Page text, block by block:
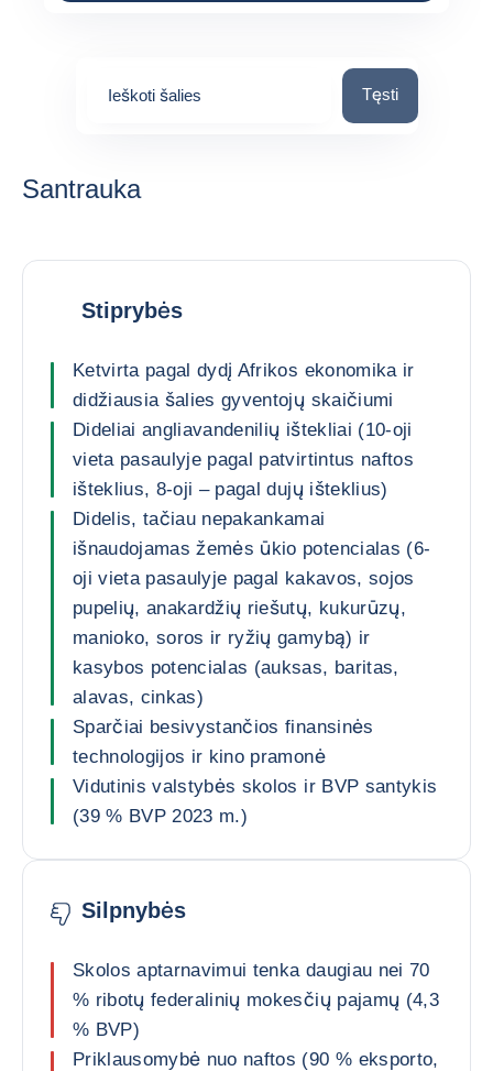
Ieškoti šalies Ieškoti šalies
Tęsti
Santrauka
Stiprybės
Ketvirta pagal dydį Afrikos ekonomika ir
didžiausia šalies gyventojų skaičiumi
Dideliai angliavandenilių ištekliai (10-oji
vieta pasaulyje pagal patvirtintus naftos
išteklius, 8-oji – pagal dujų išteklius)
Didelis, tačiau nepakankamai
išnaudojamas žemės ūkio potencialas (6-
oji vieta pasaulyje pagal kakavos, sojos
pupelių, anakardžių riešutų, kukurūzų,
manioko, soros ir ryžių gamybą) ir
kasybos potencialas (auksas, baritas,
alavas, cinkas)
Sparčiai besivystančios finansinės
technologijos ir kino pramonė
Vidutinis valstybės skolos ir BVP santykis
(39 % BVP 2023 m.)
Silpnybės
Skolos aptarnavimui tenka daugiau nei 70
% ribotų federalinių mokesčių pajamų (4,3
% BVP)
Priklausomybė nuo naftos (90 % eksporto,